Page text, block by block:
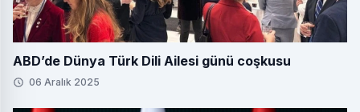
ABD’de Dünya Türk Dili Ailesi günü coşkusu
06 Aralık 2025